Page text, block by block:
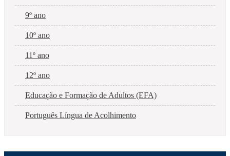
9º ano
10º ano
11º ano
12º ano
Educação e Formação de Adultos (EFA)
Português Língua de Acolhimento